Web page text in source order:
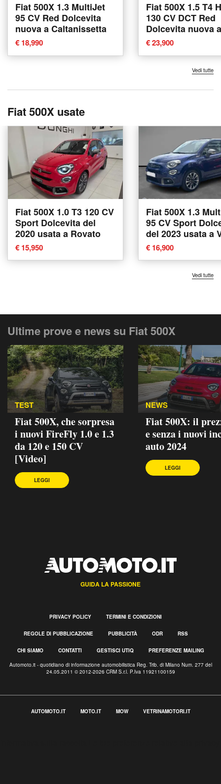
Fiat 500X 1.3 MultiJet
95 CV Red Dolcevita
nuova a Caltanissetta
€ 18,990
Fiat 500X 1.5 T4
130 CV DCT Red
Dolcevita nuova a
Torino
€ 23,900
Vedi tutte
Fiat 500X usate
Fiat 500X 1.0 T3 120 CV
Sport Dolcevita del
2020 usata a Rovato
€ 15,950
Fiat 500X 1.3
95 CV Sport
del 2023 usata a
€ 16,900
Vedi tutte
Ultime prove e news su Fiat 500X
TEST
Fiat 500X, che sorpresa
i nuovi FireFly 1.0 e 1.3
da 120 e 150 CV
[Video]
LEGGI
NEWS
Fiat 500X: il
e senza i nuovi
auto 2024
LEGGI
GUIDA LA PASSIONE
PRIVACY POLICY TERMINI E CONDIZIONI
REGOLE DI PUBBLICAZIONE PUBBLICITÀ ODR RSS
CHI SIAMO CONTATTI GESTISCI UTIQ PREFERENZE MAILING
Automoto.it - quotidiano di informazione automobilistica Reg. Trib. di Milano Num. 277 del
24.05.2011 © 2012-2026 CRM S.r.l. P.Iva 11921100159
AUTOMOTO.IT MOTO.IT MOW VETRINAMOTORI.IT